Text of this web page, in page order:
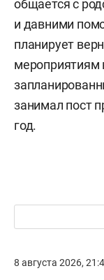
общается с
и давними
планирует
мероприятиям
занимал пост
год.
8 августа 2026,